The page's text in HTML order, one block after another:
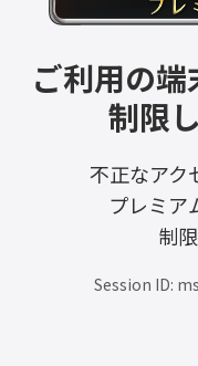
ご利用の
制限
不正なアク
プレミア
制
Session ID: